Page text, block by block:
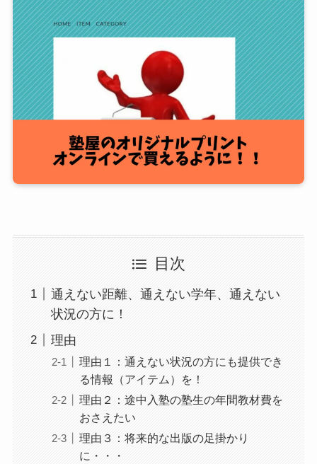
目次
通えない距離、通えない学年、通えない
状況の方に！
理由
理由１：通えない状況の方にも提供でき
る情報（アイテム）を！
理由２：途中入塾の塾生の年間教材費を
おさえたい
理由３：将来的な出版の足掛かり
に・・・